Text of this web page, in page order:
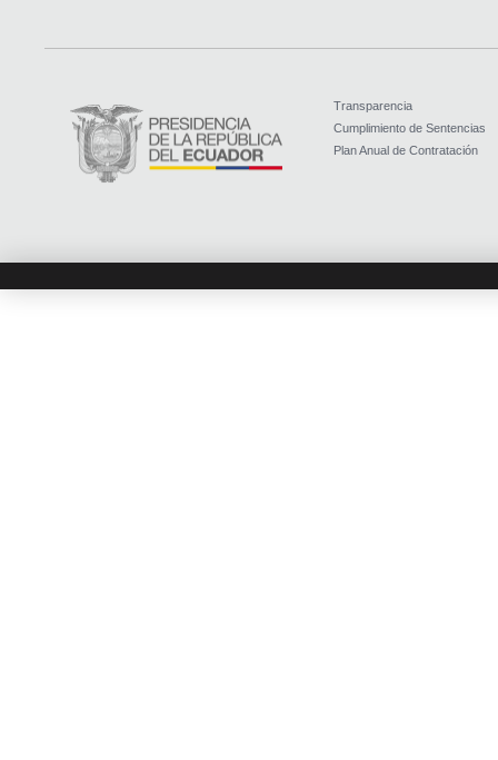
Transparencia
Cumplimiento de Sentencias
Plan Anual de Contratación